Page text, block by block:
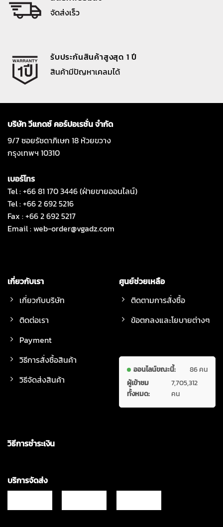
จัดส่งเร็ว
รับประกันสินค้าสูงสุด 1 ปี
สินค้ามีปัญหาเคลมได้
บริษัท วีแกดซ์ คอร์ปอเรชั่น จำกัด
9/7 ซอยรัชดาภิเษก 18 ห้วยขวาง
กรุงเทพฯ 10310
เบอร์โทร
Tel : +66 81 170 3446 (ฝ่ายขายออนไลน์)
Tel : +66 2 692 5216
Fax : +66 2 692 5217
Email :web-order@vgadz.com
เกี่ยวกับเรา
เกี่ยวกับบริษัท
ติดต่อเรา
Payment
วิธีการสั่งซื้อสินค้า
วิธีจัดส่งสินค้า
ศูนย์ช่วยเหลือ
ติดตามการสั่งซื้อ
ข้อตกลงและโยบายต่างๆ
ออนไลน์ขณะนี้:
86 คน
ผู้เข้าชม
ทั้งหมด:
7,705,312
คน
วิธีการชำระเงิน
บริการจัดส่ง